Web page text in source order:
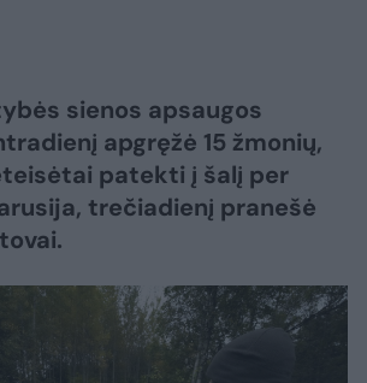
sienos apsaugos
apgręžė 15 žmonių,
patekti į šalį per
trečiadienį pranešė